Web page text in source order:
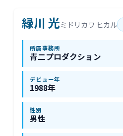
緑川 光ミドリカワ ヒカル
所属事務所
青二プロダクション
デビュー年
1988年
性別
男性